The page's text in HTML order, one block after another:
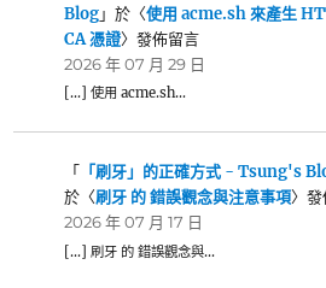
Blog」於〈使用 acme.sh 來產生
CA 憑證〉發佈留言
2026 年 07 月 29 日
[…] 使用 acme.sh…
「 「刷牙」的正確方式 - Tsung's
於〈刷牙 的 錯誤觀念與注意事項〉
2026 年 07 月 17 日
[…] 刷牙 的 錯誤觀念與…